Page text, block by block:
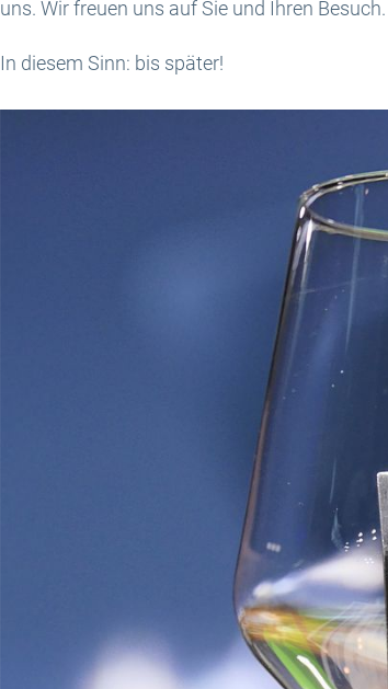
uns. Wir freuen uns auf Sie und Ihren Besuch.
In diesem Sinn: bis später!